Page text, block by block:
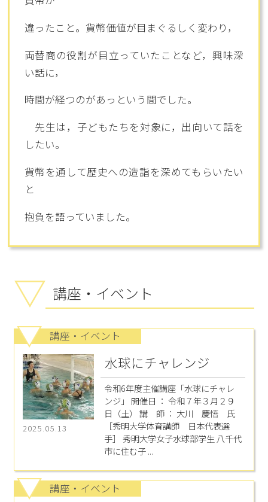
違ったこと。貨幣価値が目まぐるしく変わり，
両替商の役割が目立っていたことなど，興味深
い話に，
時間が経つのがあっという間でした。
先生は，子どもたちを対象に，出向いて話を
したい。
貨幣を通して歴史への造詣を深めてもらいたい
と
抱負を語っていました。
講座・イベント
講座・イベント
2025.05.13
水球にチャレンジ
令和6年度主催講座「水球にチャレ
ンジ」 開催日 ： 令和７年３月２９
日（土） 講 師 ： 大川 慶悟 氏
［秀明大学体育講師 日本代表選
手］ 秀明大学女子水球部学生 八千代
市に住む子 ...
講座・イベント